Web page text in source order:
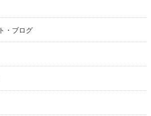
・ブログ